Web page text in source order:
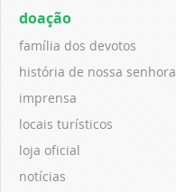
doação
família dos devotos
história de nossa senhora
imprensa
locais turísticos
loja oficial
notícias